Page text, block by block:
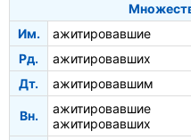
Им.
ажитировавшие
Рд.
ажитировавших
Дт.
ажитировавшим
Вн.
ажитировавшие
ажитировавших